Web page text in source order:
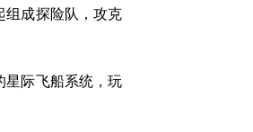
组成探险队，攻克
星际飞船系统，玩